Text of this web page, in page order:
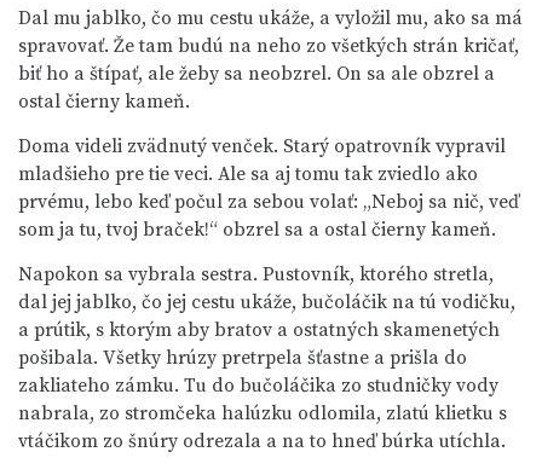
Dal mu jablko, čo mu cestu ukáže, a vyložil mu, ako sa má
spravovať. Že tam budú na neho zo všetkých strán kričať,
biť ho a štípať, ale žeby sa neobzrel. On sa ale obzrel a
ostal čierny kameň.
Doma videli zvädnutý venček. Starý opatrovník vypravil
mladšieho pre tie veci. Ale sa aj tomu tak zviedlo ako
prvému, lebo keď počul za sebou volať: „Neboj sa nič, veď
som ja tu, tvoj braček!“ obzrel sa a ostal čierny kameň.
Napokon sa vybrala sestra. Pustovník, ktorého stretla,
dal jej jablko, čo jej cestu ukáže, bučoláčik na tú vodičku,
a prútik, s ktorým aby bratov a ostatných skamenetých
pošibala. Všetky hrúzy pretrpela šťastne a prišla do
zakliateho zámku. Tu do bučoláčika zo studničky vody
nabrala, zo stromčeka halúzku odlomila, zlatú klietku s
vtáčikom zo šnúry odrezala a na to hneď búrka utíchla.